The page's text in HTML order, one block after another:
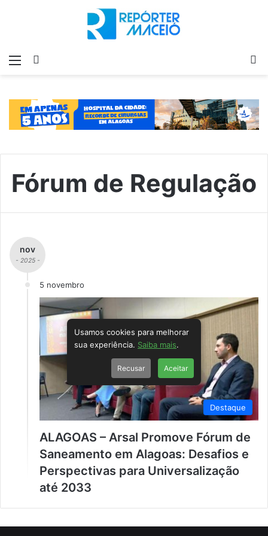
Menu
Fórum de Regulação
nov
- 2025 -
5 novembro
Destaque
ALAGOAS – Arsal Promove Fórum de
Saneamento em Alagoas: Desafios e
Perspectivas para Universalização
até 2033
Usamos cookies para melhorar
sua experiência. Saiba mais.
Recusar Aceitar